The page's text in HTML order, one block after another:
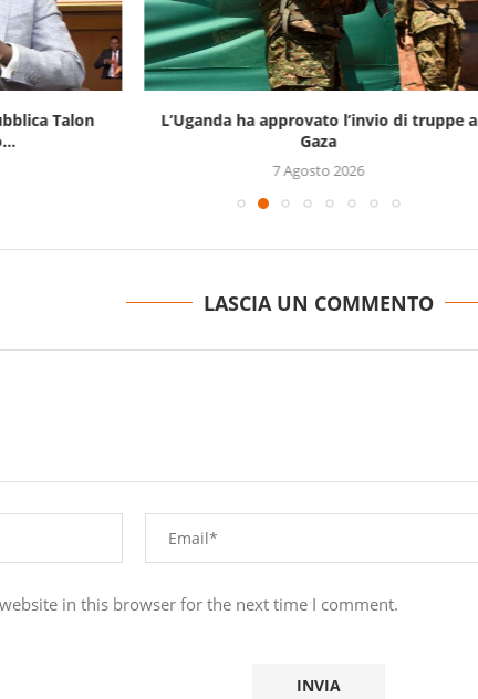
Talon
L’Uganda ha approvato l’invio di truppe a
Gaza
7 Agosto 2026
LASCIA UN COMMENTO
in this browser for the next time I comment.